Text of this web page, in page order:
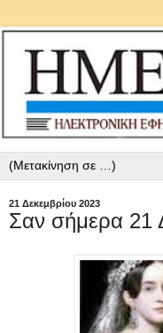
21 Δεκεμβρίου 2023
Σαν σήμερα 21